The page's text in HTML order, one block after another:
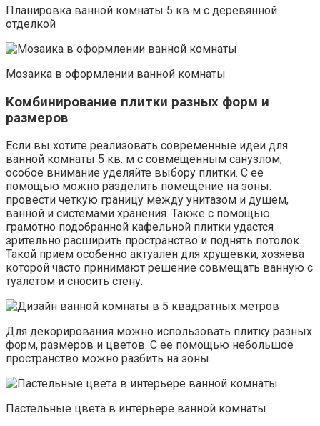
Планировка ванной комнаты 5 кв м с деревянной
отделкой
Мозаика в оформлении ванной комнаты
Комбинирование плитки разных форм и
размеров
Если вы хотите реализовать современные идеи для
ванной комнаты 5 кв. м с совмещенным санузлом,
особое внимание уделяйте выбору плитки. С ее
помощью можно разделить помещение на зоны:
провести четкую границу между унитазом и душем,
ванной и системами хранения. Также с помощью
грамотно подобранной кафельной плитки удастся
зрительно расширить пространство и поднять потолок.
Такой прием особенно актуален для хрущевки, хозяева
которой часто принимают решение совмещать ванную с
туалетом и сносить стену.
Для декорирования можно использовать плитку разных
форм, размеров и цветов. С ее помощью небольшое
пространство можно разбить на зоны.
Пастельные цвета в интерьере ванной комнаты